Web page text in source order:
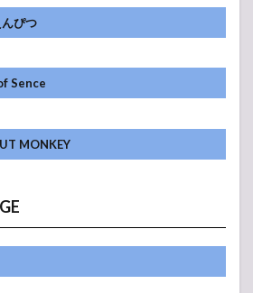
ぴつ
Sence
MONKEY